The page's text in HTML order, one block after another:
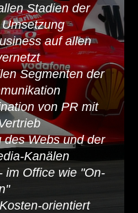
Stadien der
auf allen
Segmenten der
von PR mit
des Webs und der
Kanälen
im Office wie "On-
orientiert